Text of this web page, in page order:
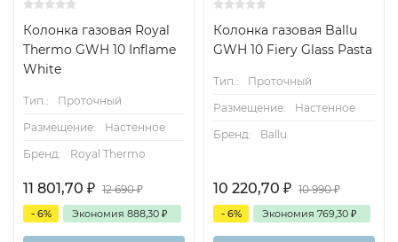
Колонка газовая Royal
Thermo GWH 10 Inflame
White
Тип.:
Проточный
Размещение:
Настенное
Бренд:
Royal Thermo
11 801,70 ₽ 12 690₽
- 6% Экономия 888,30 ₽
Колонка газовая Ballu
GWH 10 Fiery Glass Pasta
Тип.:
Проточный
Размещение:
Настенное
Бренд:
Ballu
10 220,70 ₽ 10 990₽
- 6% Экономия 769,30 ₽